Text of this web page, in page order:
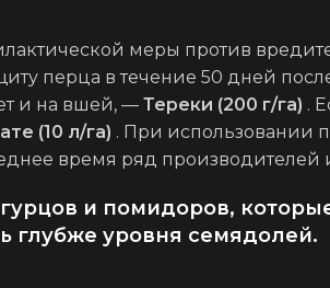
меры против
перца в течение 50 дней
и на вшей, — Тереки (200 г/га) .
(10 л/га) . При использовании
время ряд
и помидоров,
глубже уровня семядолей.